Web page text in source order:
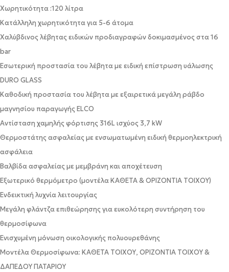
Χωρητικότητα :120 λίτρα
Κατάλληλη χωρητικότητα για 5-6 άτομα
Χαλύβδινος λέβητας ειδικών προδιαγραφών δοκιμασμένος στα 16
bar
Εσωτερική προστασία του λέβητα με ειδική επίστρωση υάλωσης
DURO GLASS
Καθοδική προστασία του λέβητα με εξαιρετικά μεγάλη ράβδο
μαγνησίου παραγωγής ELCO
Αντίσταση χαμηλής φόρτισης 316L ισχύος 3,7 kW
Θερμοστάτης ασφαλείας με ενσωματωμένη ειδική θερμοηλεκτρική
ασφάλεια
Βαλβίδα ασφαλείας με μεμβράνη και αποχέτευση
Εξωτερικό θερμόμετρο (μοντέλα ΚΑΘΕΤΑ & ΟΡΙΖΟΝΤΙΑ ΤΟΙΧΟΥ)
Ενδεικτική λυχνία λειτουργίας
Μεγάλη φλάντζα επιθεώρησης για ευκολότερη συντήρηση του
θερμοσίφωνα
Ενισχυμένη μόνωση οικολογικής πολυουρεθάνης
Μοντέλα Θερμοσίφωνα: ΚΑΘΕΤΑ ΤΟΙΧΟΥ, ΟΡΙΖΟΝΤΙΑ ΤΟΙΧΟΥ &
ΔΑΠΕΔΟΥ ΠΑΤΑΡΙΟΥ